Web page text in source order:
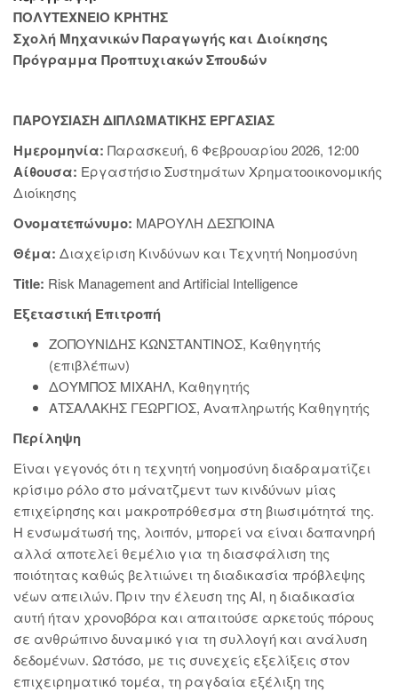
ΠΟΛΥΤΕΧΝΕΙΟ ΚΡΗΤΗΣ
Σχολή Μηχανικών Παραγωγής και Διοίκησης
Πρόγραμμα Προπτυχιακών Σπουδών
ΠΑΡΟΥΣΙΑΣΗ ΔΙΠΛΩΜΑΤΙΚΗΣ ΕΡΓΑΣΙΑΣ
Ημερομηνία: Παρασκευή, 6 Φεβρουαρίου 2026, 12:00
Αίθουσα: Εργαστήσιο Συστημάτων Χρηματοοικονομικής
Διοίκησης
Ονοματεπώνυμο: ΜΑΡΟΥΛΗ ΔΕΣΠΟΙΝΑ
Θέμα: Διαχείριση Κινδύνων και Τεχνητή Νοημοσύνη
Title: Risk Management and Artificial Intelligence
Εξεταστική Επιτροπή
ΖΟΠΟΥΝΙΔΗΣ ΚΩΝΣΤΑΝΤΙΝΟΣ, Καθηγητής
(επιβλέπων)
ΔΟΥΜΠΟΣ ΜΙΧΑΗΛ, Καθηγητής
ΑΤΣΑΛΑΚΗΣ ΓΕΩΡΓΙΟΣ, Αναπληρωτής Καθηγητής
Περίληψη
Είναι γεγονός ότι η τεχνητή νοημοσύνη διαδραματίζει
κρίσιμο ρόλο στο μάνατζμεντ των κινδύνων μίας
επιχείρησης και μακροπρόθεσμα στη βιωσιμότητά της.
Η ενσωμάτωσή της, λοιπόν, μπορεί να είναι δαπανηρή
αλλά αποτελεί θεμέλιο για τη διασφάλιση της
ποιότητας καθώς βελτιώνει τη διαδικασία πρόβλεψης
νέων απειλών. Πριν την έλευση της ΑΙ, η διαδικασία
αυτή ήταν χρονοβόρα και απαιτούσε αρκετούς πόρους
σε ανθρώπινο δυναμικό για τη συλλογή και ανάλυση
δεδομένων. Ωστόσο, με τις συνεχείς εξελίξεις στον
επιχειρηματικό τομέα, τη ραγδαία εξέλιξη της